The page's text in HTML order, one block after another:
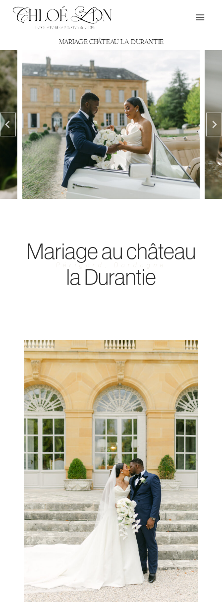
Aller
mariage château la durantie
Mariage au château
la Durantie
Périgord, Dordogne